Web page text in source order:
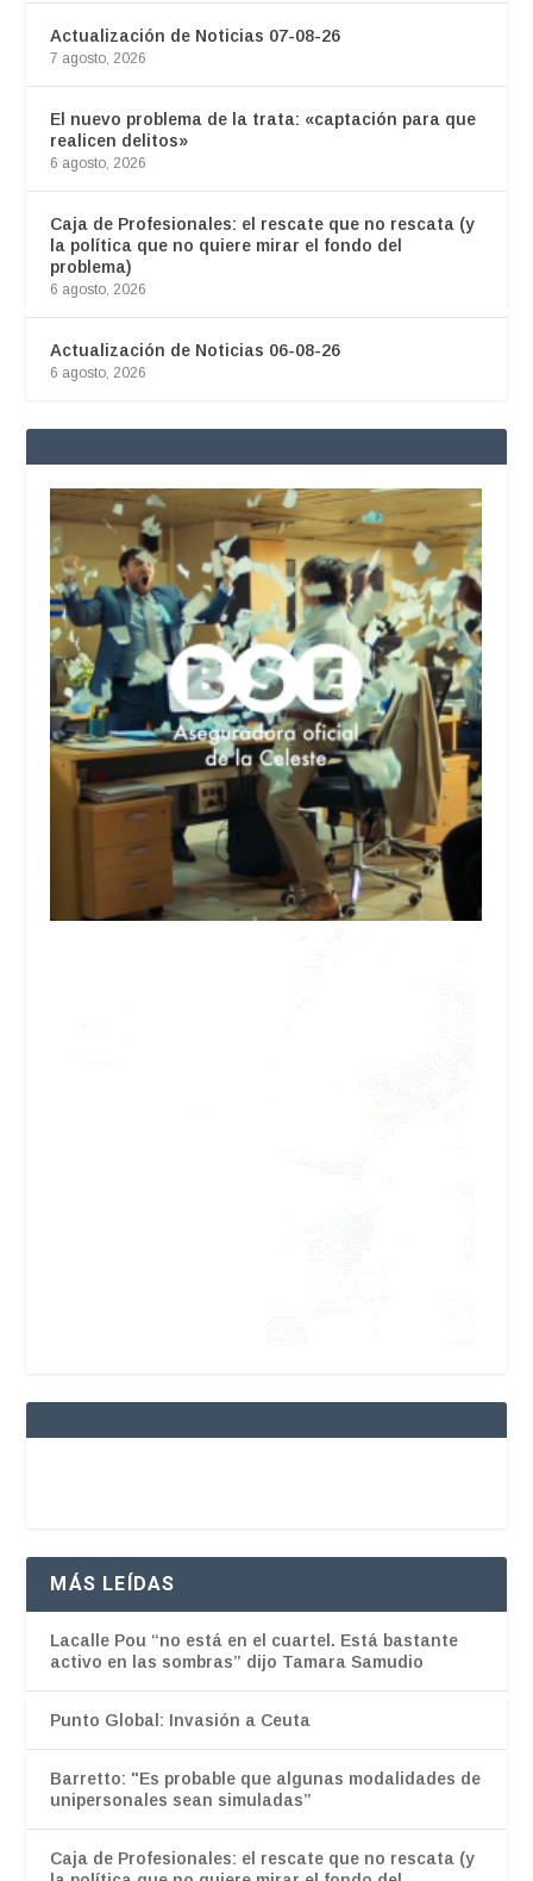
Actualización de Noticias 07-08-26
7 agosto, 2026
El nuevo problema de la trata: «captación para que
realicen delitos»
6 agosto, 2026
Caja de Profesionales: el rescate que no rescata (y
la política que no quiere mirar el fondo del
problema)
6 agosto, 2026
Actualización de Noticias 06-08-26
6 agosto, 2026
MÁS LEÍDAS
Lacalle Pou “no está en el cuartel. Está bastante
activo en las sombras” dijo Tamara Samudio
Punto Global: Invasión a Ceuta
Barretto: "Es probable que algunas modalidades de
unipersonales sean simuladas”
Caja de Profesionales: el rescate que no rescata (y